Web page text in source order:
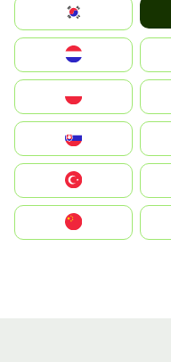
South Korea
United States
中國香港特別行政區